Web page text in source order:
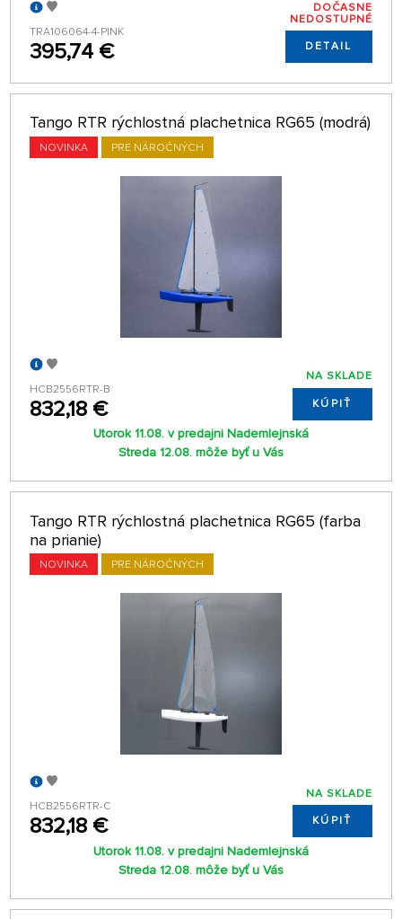
TRA106064-4-PINK
395,74 €
DOČASNE
NEDOSTUPNÉ
DETAIL
Tango RTR rýchlostná plachetnica RG65 (modrá)
NOVINKA PRE NÁROČNÝCH
HCB2556RTR-B
832,18 €
NA SKLADE
KÚPIŤ
Utorok 11.08. v predajni Nademlejnská
Streda 12.08. môže byť u Vás
Tango RTR rýchlostná plachetnica RG65 (farba
na prianie)
NOVINKA PRE NÁROČNÝCH
HCB2556RTR-C
832,18 €
NA SKLADE
KÚPIŤ
Utorok 11.08. v predajni Nademlejnská
Streda 12.08. môže byť u Vás